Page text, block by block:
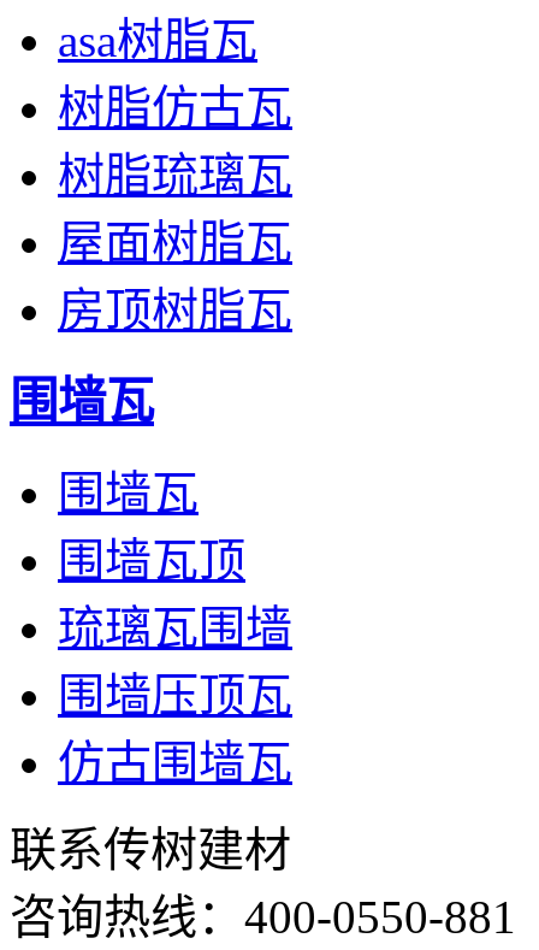
asa树脂瓦
树脂仿古瓦
树脂琉璃瓦
屋面树脂瓦
房顶树脂瓦
围墙瓦
围墙瓦
围墙瓦顶
琉璃瓦围墙
围墙压顶瓦
仿古围墙瓦
联系传树建材
咨询热线： 400-0550-881